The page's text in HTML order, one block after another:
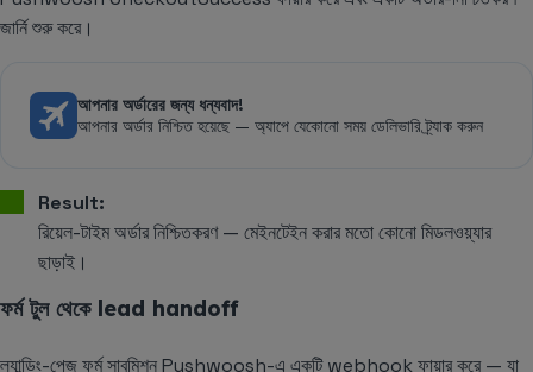
জার্নি শুরু করে।
আপনার অর্ডারের জন্য ধন্যবাদ!
আপনার অর্ডার নিশ্চিত হয়েছে — অ্যাপে যেকোনো সময় ডেলিভারি ট্র্যাক করুন
Result:
রিয়েল-টাইম অর্ডার নিশ্চিতকরণ — মেইনটেইন করার মতো কোনো মিডলওয়্যার
ছাড়াই।
ফর্ম টুল থেকে lead handoff
ল্যান্ডিং-পেজ ফর্ম সাবমিশন Pushwoosh-এ একটি webhook ফায়ার করে — যা